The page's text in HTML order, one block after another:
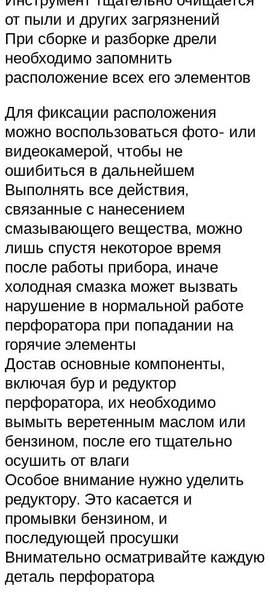
от пыли и других загрязнений
При сборке и разборке дрели
необходимо запомнить
расположение всех его элементов
Для фиксации расположения
можно воспользоваться фото- или
видеокамерой, чтобы не
ошибиться в дальнейшем
Выполнять все действия,
связанные с нанесением
смазывающего вещества, можно
лишь спустя некоторое время
после работы прибора, иначе
холодная смазка может вызвать
нарушение в нормальной работе
перфоратора при попадании на
горячие элементы
Достав основные компоненты,
включая бур и редуктор
перфоратора, их необходимо
вымыть веретенным маслом или
бензином, после его тщательно
осушить от влаги
Особое внимание нужно уделить
редуктору. Это касается и
промывки бензином, и
последующей просушки
Внимательно осматривайте каждую
деталь перфоратора